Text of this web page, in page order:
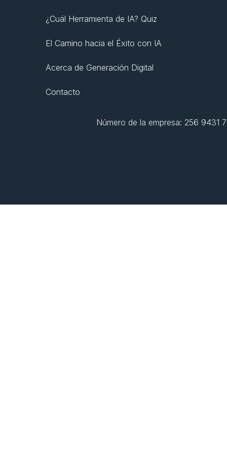
¿Cuál Herramienta de IA? Quiz
El Camino hacia el Éxito con IA
Acerca de Generación Digital
Contacto
Número de la empresa: 256